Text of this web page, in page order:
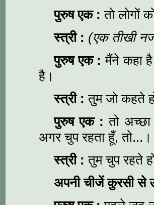
पुरुष एक :तो लोगों
स्त्री : (एक तीखी
पुरुष एक :मैंने कहा है
है।
स्त्री :तुम जो कहते
पुरुष एक :तो
अगर चुप रहता हूँ, तो...।
स्त्री :तुम चुप रहते
अपनी चीजें कुरसी से